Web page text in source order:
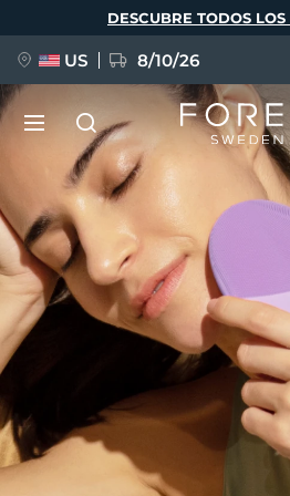
DESCUBRE TODOS
US 8/10/26
NUEVO
FAQ™ Pure Beauty-Tech
BREAKING NEWS
issa™ Teeth Whitening Set
Idioma
English Deutsch
Français
Italiano
Svenska
Türkçe
简体中文